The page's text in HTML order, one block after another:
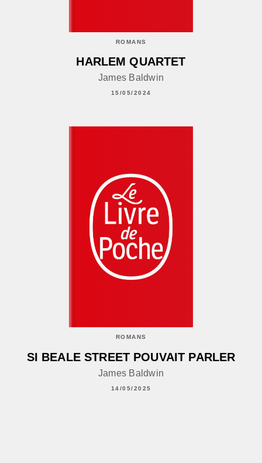
ROMANS
HARLEM QUARTET
James Baldwin
15/05/2024
ROMANS
SI BEALE STREET POUVAIT PARLER
James Baldwin
14/05/2025